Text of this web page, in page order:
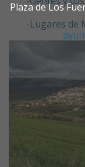
Plaza de Los
-Lugares de